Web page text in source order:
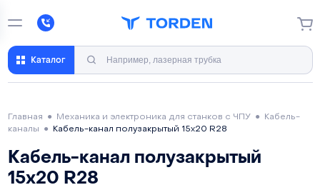
Каталог
Главная ● Механика и электроника для станков с ЧПУ●
Кабель-
каналы ● Кабель-канал полузакрытый 15х20 R28
Кабель-канал полузакрытый
15х20 R28